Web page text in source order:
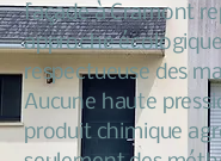
façade à Cramont
approche
respectueuse des
Aucune haute
produit chimique